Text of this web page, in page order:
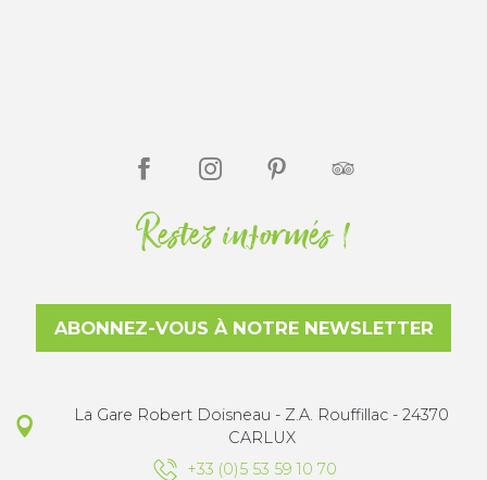
Restez informés !
ABONNEZ-VOUS À NOTRE NEWSLETTER
La Gare Robert Doisneau - Z.A. Rouffillac - 24370
CARLUX
+33 (0)5 53 59 10 70